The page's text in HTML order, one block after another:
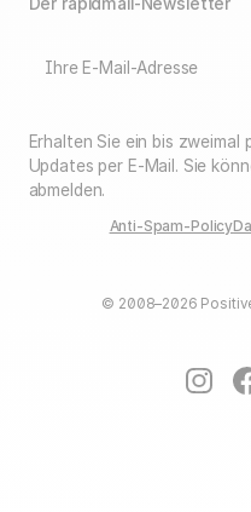
Ihre E-Mail-Adresse
Erhalten Sie ein bis
Updates per E-Mail. Sie
abmelden.
Anti-Spam-Policy
© 2008–2026